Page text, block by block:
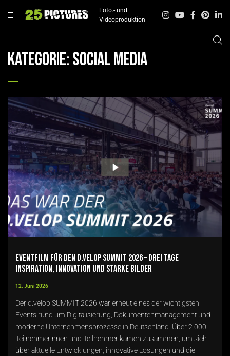
Foto.- und
Videoproduktion
Kategorie:Social Media
Eventfilm für den d.velop SUMMIT 2026 – Drei Tage
Inspiration, Innovation und starke Bilder
12. Juni 2026
Der d.velop SUMMIT 2026 war erneut eines der wichtigsten
Events rund um Digitalisierung, Dokumentenmanagement und
moderne Unternehmensprozesse in Deutschland. Über 2.000
Teilnehmerinnen und Teilnehmer kamen zusammen, um sich
über aktuelle Entwicklungen, innovative Lösungen und die